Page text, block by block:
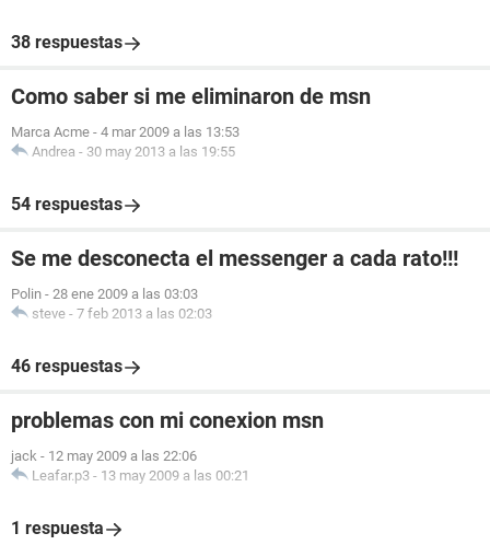
38 respuestas
Como saber si me eliminaron de msn
Marca Acme - 4 mar 2009 a las 13:53
Andrea - 30 may 2013 a las 19:55
54 respuestas
Se me desconecta el messenger a cada rato!!!
Polin - 28 ene 2009 a las 03:03
steve - 7 feb 2013 a las 02:03
46 respuestas
problemas con mi conexion msn
jack - 12 may 2009 a las 22:06
Leafar.p3 - 13 may 2009 a las 00:21
1 respuesta